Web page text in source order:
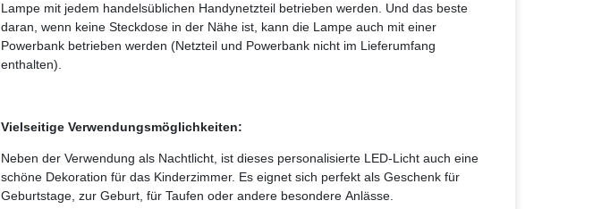
Lampe mit jedem handelsüblichen Handynetzteil betrieben werden. Und das beste
daran, wenn keine Steckdose in der Nähe ist, kann die Lampe auch mit einer
Powerbank betrieben werden (Netzteil und Powerbank nicht im Lieferumfang
enthalten).
Vielseitige Verwendungsmöglichkeiten:
Neben der Verwendung als Nachtlicht, ist dieses personalisierte LED-Licht auch eine
schöne Dekoration für das Kinderzimmer. Es eignet sich perfekt als Geschenk für
Geburtstage, zur Geburt, für Taufen oder andere besondere Anlässe.